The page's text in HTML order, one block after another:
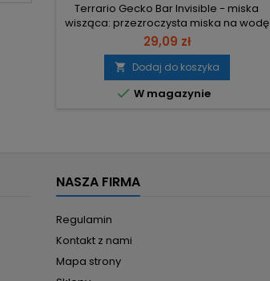
Terrario Gecko Bar Invisible - miska
wisząca: przezroczysta miska na wodę
i pokarm, niewidoczna w terrarium.
Mocna, przykręcana przyssawka
zapewnia stabilne mocowanie. 20 ml i
30 ml – dwie wyjmowane miseczki;
łatwe mycie i dopasowanie porcji.
29,09 zł
 Dodaj do koszyka
 W magazynie
NASZA FIRMA
Regulamin
Kontakt z nami
Mapa strony